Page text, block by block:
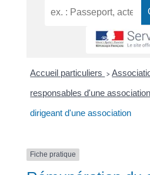
Accueil particuliers >
responsables d'une association
dirigeant d'une association
Fiche pratique